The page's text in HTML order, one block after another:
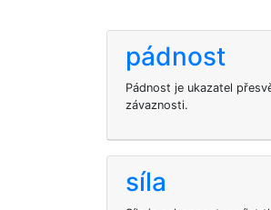
pádnost
Pádnost je ukazatel
závaznosti.
síla